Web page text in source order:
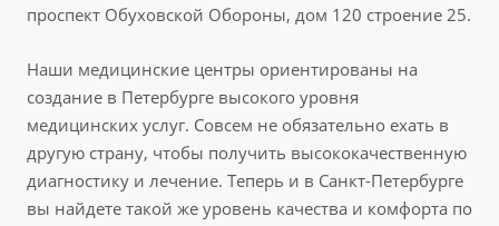
проспект Обуховской Обороны, дом 120 строение 25.
Наши медицинские центры ориентированы на
создание в Петербурге высокого уровня
медицинских услуг. Совсем не обязательно ехать в
другую страну, чтобы получить высококачественную
диагностику и лечение. Теперь и в Санкт-Петербурге
вы найдете такой же уровень качества и комфорта по